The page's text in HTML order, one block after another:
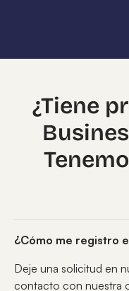
¿Tiene
¿Cómo me registro
Deje una solicitud en
contacto con nuestra